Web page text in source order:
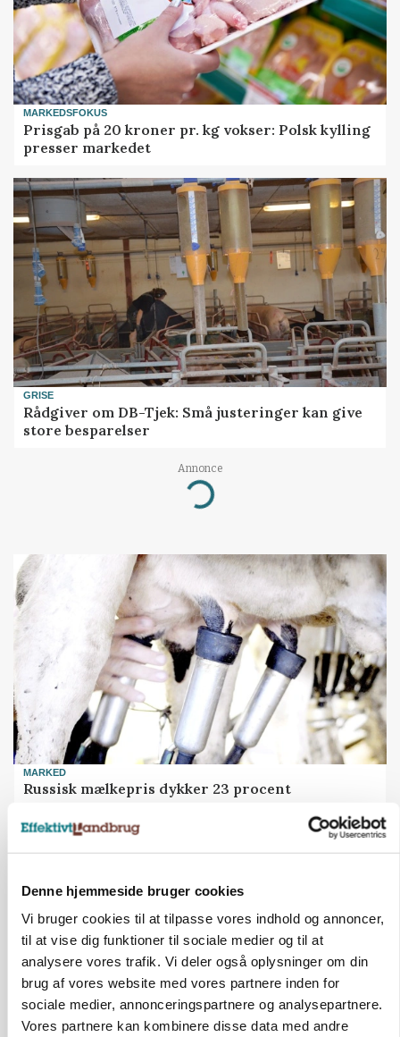
Denne hjemmeside bruger cookies
Vi bruger cookies til at tilpasse vores indhold og annoncer,
til at vise dig funktioner til sociale medier og til at
analysere vores trafik. Vi deler også oplysninger om din
brug af vores website med vores partnere inden for
sociale medier, annonceringspartnere og analysepartnere.
Vores partnere kan kombinere disse data med andre
MARKEDSFOKUS
Prisgab på 20 kroner pr. kg vokser: Polsk kylling
presser markedet
GRISE
Rådgiver om DB-Tjek: Små justeringer kan give
store besparelser
Annonce
Loading...
MARKED
Russisk mælkepris dykker 23 procent